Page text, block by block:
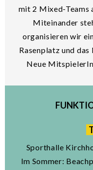
mit 2 Mixed-Teams
Miteinander
organisieren wir
Rasenplatz und
Neue
Sporthalle
Im Sommer: